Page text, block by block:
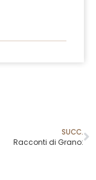
SUCC.
Racconti di Grano: